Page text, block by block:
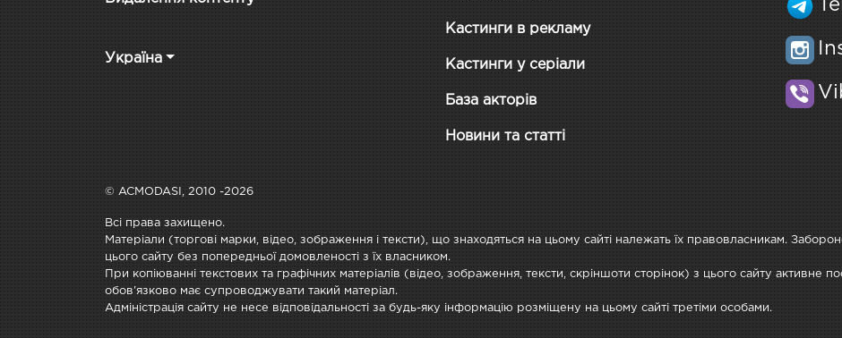
Україна
Кастинги в рекламу
Кастинги у серіали
База акторів
Новини та статті
© ACMODASI, 2010 -2026
Всі права захищено.
Матеріали (торгові марки, відео, зображення і тексти), що знаходяться на цьому сайті належать їх правовласникам.
цього сайту без попередньої домовленості з їх власником.
При копіюванні текстових та графічних матеріалів (відео, зображення, тексти, скріншоти сторінок) з цього сайту активне
обов'язково має супроводжувати такий матеріал.
Адміністрація сайту не несе відповідальності за будь-яку інформацію розміщену на цьому сайті третіми особами.